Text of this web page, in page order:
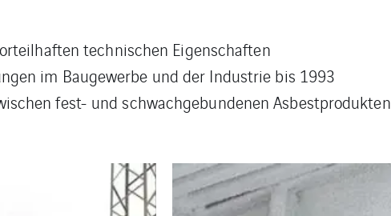
technischen Eigenschaften
im Baugewerbe und der Industrie bis 1993
fest- und schwachgebundenen Asbestprodukten